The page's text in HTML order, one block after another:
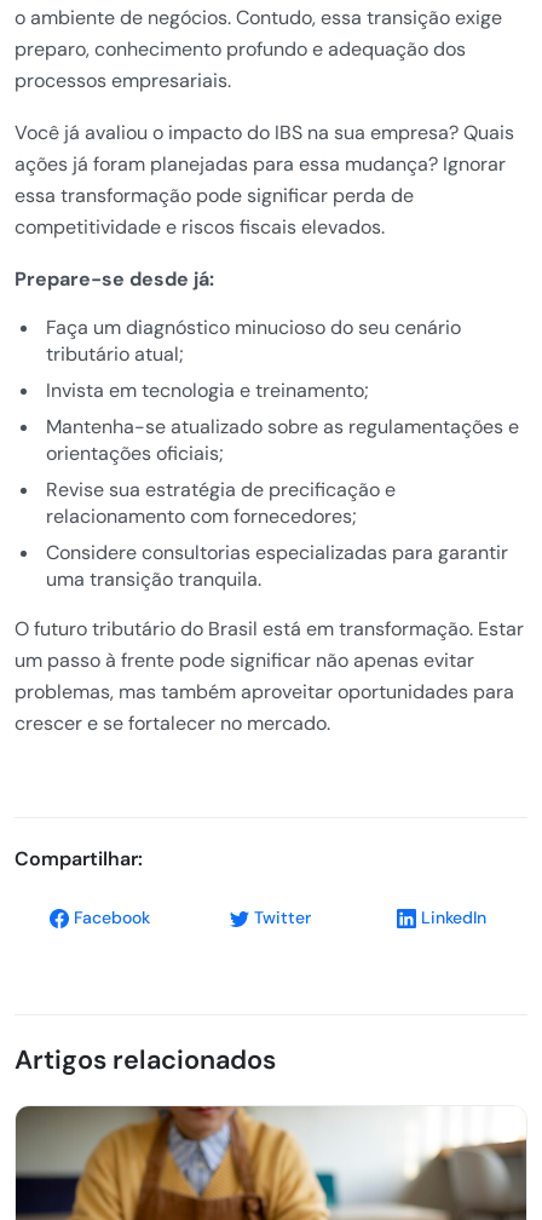
o ambiente de negócios. Contudo, essa transição exige
preparo, conhecimento profundo e adequação dos
processos empresariais.
Você já avaliou o impacto do IBS na sua empresa? Quais
ações já foram planejadas para essa mudança? Ignorar
essa transformação pode significar perda de
competitividade e riscos fiscais elevados.
Prepare-se desde já:
Faça um diagnóstico minucioso do seu cenário
tributário atual;
Invista em tecnologia e treinamento;
Mantenha-se atualizado sobre as regulamentações e
orientações oficiais;
Revise sua estratégia de precificação e
relacionamento com fornecedores;
Considere consultorias especializadas para garantir
uma transição tranquila.
O futuro tributário do Brasil está em transformação. Estar
um passo à frente pode significar não apenas evitar
problemas, mas também aproveitar oportunidades para
crescer e se fortalecer no mercado.
Compartilhar:
Facebook Twitter LinkedIn
Artigos relacionados